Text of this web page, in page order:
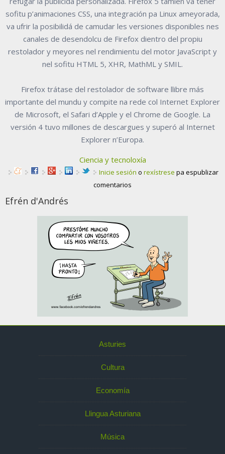
sofitu p’animaciones CSS, una integración pa Linux ameyorada,
va ufrir la posibilidá de camudar les versiones disponibles nes
canales de desendolcu de Firefox dientro del propiu
restolador y meyores nel rendimientu del motor JavaScript y
nel sofitu HTML 5, XHR, MathML y SMIL.
Firefox trátase del restolador de software llibre más
importante del mundu y compite na rede col Internet Explorer
de Microsoft, el Safari d’Apple y el Chrome de Google. La
versión 4 tuvo millones de descargues y superó al Internet
Explorer n’Europa.
Ciencia y tecnoloxía
Inicie sesión o rexístrese pa espublizar
comentarios
Efrén d'Andrés
Asturies
Cultura
Economía
Llingua Asturiana
Música